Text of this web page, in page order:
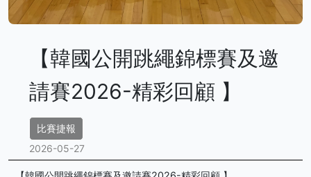
【韓國公開跳繩錦標賽及邀
請賽2026-精彩回顧 】
比賽捷報
2026-05-27